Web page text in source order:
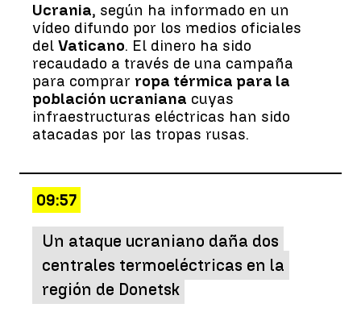
Ucrania, según ha informado en un
vídeo difundo por los medios oficiales
del Vaticano. El dinero ha sido
recaudado a través de una campaña
para comprar ropa térmica para la
población ucraniana cuyas
infraestructuras eléctricas han sido
atacadas por las tropas rusas.
09:57
Un ataque ucraniano daña dos
centrales termoeléctricas en la
región de Donetsk